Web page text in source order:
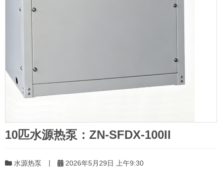
10匹水源热泵：ZN-SFDX-100II
水源热泵 |
2026年5月29日 上午9:30